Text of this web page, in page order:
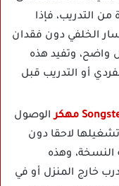
التدريب، فإذا
الخلفي دون فقدان
واضح، وتفيد هذه
أو التدريب قبل
الوصول
لاحقا دون
النسخة، وهذه
خارج المنزل أو في